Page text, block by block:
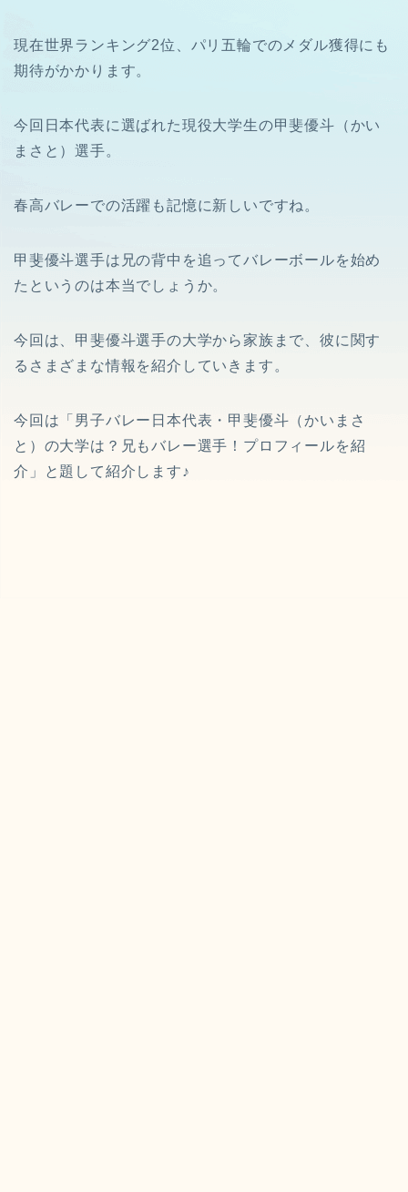
現在世界ランキング2位、パリ五輪でのメダル獲得にも
期待がかかります。
今回日本代表に選ばれた現役大学生の甲斐優斗（かい
まさと）選手。
春高バレーでの活躍も記憶に新しいですね。
甲斐優斗選手は兄の背中を追ってバレーボールを始め
たというのは本当でしょうか。
今回は、甲斐優斗選手の大学から家族まで、彼に関す
るさまざまな情報を紹介していきます。
今回は「男子バレー日本代表・甲斐優斗（かいまさ
と）の大学は？兄もバレー選手！プロフィールを紹
介」と題して紹介します♪